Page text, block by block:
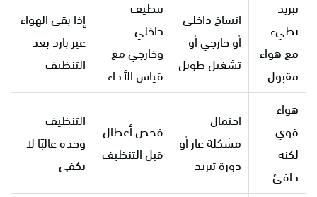
تبريد
بطيء
مع هواء
مقبول
اتساخ داخلي
أو خارجي أو
تشغيل طويل
تنظيف
داخلي
وخارجي مع
قياس الأداء
إذا بقي الهواء
غير بارد بعد
التنظيف
هواء
قوي
لكنه
دافئ
احتمال
مشكلة غاز أو
دورة تبريد
فحص أعطال
قبل التنظيف
التنظيف
وحده غالبًا لا
يكفي